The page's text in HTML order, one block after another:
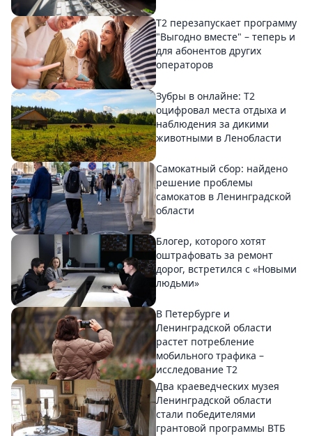
Т2 перезапускает программу
"Выгодно вместе" – теперь и
для абонентов других
операторов
Зубры в онлайне: Т2
оцифровал места отдыха и
наблюдения за дикими
животными в Ленобласти
Самокатный сбор: найдено
решение проблемы
самокатов в Ленинградской
области
Блогер, которого хотят
оштрафовать за ремонт
дорог, встретился с «Новыми
людьми»
В Петербурге и
Ленинградской области
растет потребление
мобильного трафика –
исследование T2
Два краеведческих музея
Ленинградской области
стали победителями
грантовой программы ВТБ